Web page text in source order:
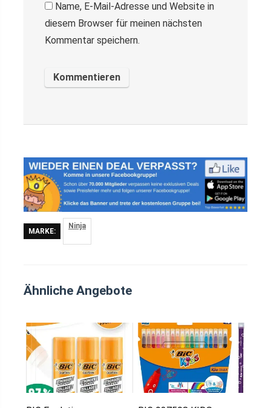
Name, E-Mail-Adresse und Website in
diesem Browser für meinen nächsten
Kommentar speichern.
MARKE:
Ninja
Ähnliche Angebote